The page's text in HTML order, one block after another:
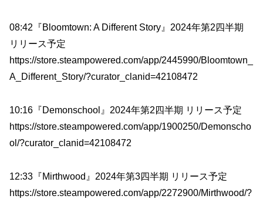
08:42『Bloomtown: A Different Story』2024年第2四半期
リリース予定
https://store.steampowered.com/app/2445990/Bloomtown_
A_Different_Story/?curator_clanid=42108472
10:16『Demonschool』2024年第2四半期 リリース予定
https://store.steampowered.com/app/1900250/Demonscho
ol/?curator_clanid=42108472
12:33『Mirthwood』2024年第3四半期 リリース予定
https://store.steampowered.com/app/2272900/Mirthwood/?